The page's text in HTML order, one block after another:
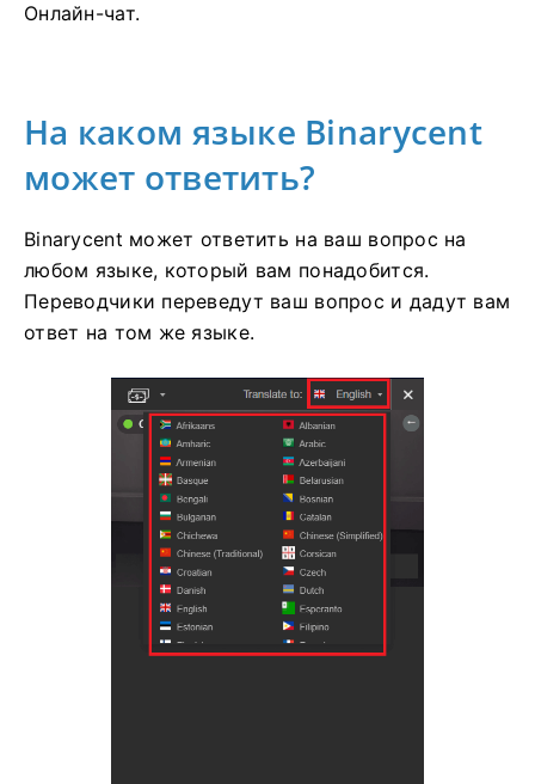
Онлайн-чат.
На каком языке Binarycent
может ответить?
Binarycent может ответить на ваш вопрос на
любом языке, который вам понадобится.
Переводчики переведут ваш вопрос и дадут вам
ответ на том же языке.